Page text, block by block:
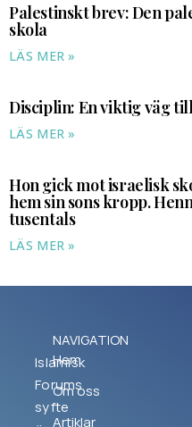
Palestinskt brev: Den
skola
LÄS MER »
Disciplin: En viktig väg
LÄS MER »
Hon gick mot israelisk
hem sin sons kropp.
tusentals
LÄS MER »
Islamisk
Forums
syfte
NAVIGATION
Hem
Om oss
Artiklar